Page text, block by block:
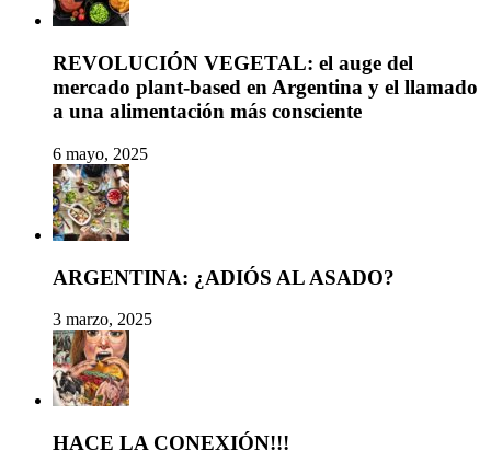
REVOLUCIÓN VEGETAL: el auge del
mercado plant-based en Argentina y el llamado
a una alimentación más consciente
6 mayo, 2025
ARGENTINA: ¿ADIÓS AL ASADO?
3 marzo, 2025
HACE LA CONEXIÓN!!!